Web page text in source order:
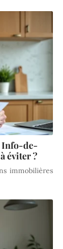
Info-de-
éviter ?
immobilières